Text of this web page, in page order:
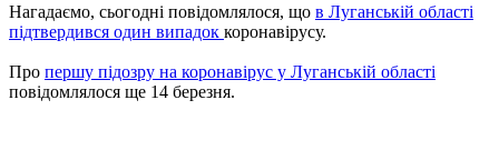
Нагадаємо, сьогодні повідомлялося, що в Луганській області
підтвердився один випадок коронавірусу.
Про першу підозру на коронавірус у Луганській області
повідомлялося ще 14 березня.